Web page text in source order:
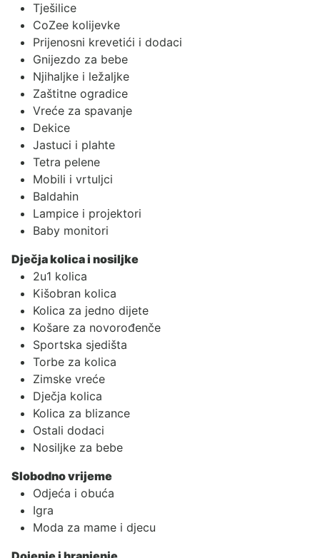
Tješilice
CoZee kolijevke
Prijenosni krevetići i dodaci
Gnijezdo za bebe
Njihaljke i ležaljke
Zaštitne ogradice
Vreće za spavanje
Dekice
Jastuci i plahte
Tetra pelene
Mobili i vrtuljci
Baldahin
Lampice i projektori
Baby monitori
Dječja kolica i nosiljke
2u1 kolica
Kišobran kolica
Kolica za jedno dijete
Košare za novorođenče
Sportska sjedišta
Torbe za kolica
Zimske vreće
Dječja kolica
Kolica za blizance
Ostali dodaci
Nosiljke za bebe
Slobodno vrijeme
Odjeća i obuća
Igra
Moda za mame i djecu